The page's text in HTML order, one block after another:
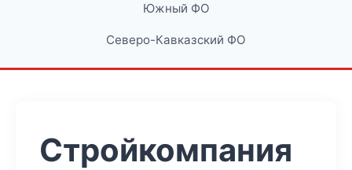
Южный ФО
Северо-Кавказский ФО
Стройкомпания